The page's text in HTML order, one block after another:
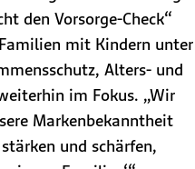
den Vorsorge-Check“
mit Kindern unter
Alters- und
im Fokus. „Wir
Markenbekanntheit
und schärfen,